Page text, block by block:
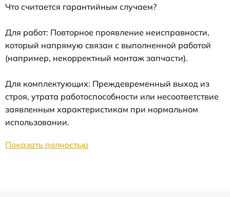
Что считается гарантийным случаем?
Для работ: Повторное проявление неисправности,
который напрямую связан с выполненной работой
(например, некорректный монтаж запчасти).
Для комплектующих: Преждевременный выход из
строя, утрата работоспособности или несоответствие
заявленным характеристикам при нормальном
использовании.
Показать полностью